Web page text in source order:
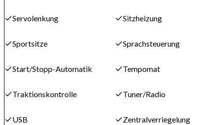
Servolenkung Sitzheizung
Sportsitze Sprachsteuerung
Start/Stopp-Automatik Tempomat
Traktionskontrolle Tuner/Radio
USB Zentralverriegelung